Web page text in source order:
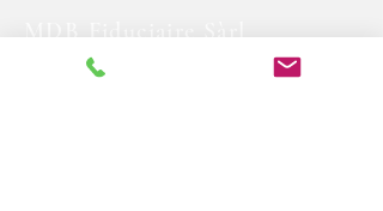
MDB Fiduciaire Sàrl
Place de la Révolte 6, 1907 Saxon